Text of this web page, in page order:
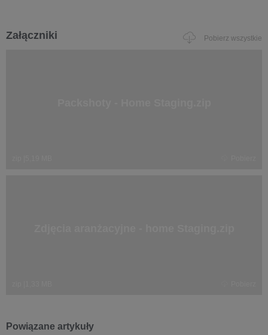
Załączniki Pobierz wszystkie
Powiązane artykuły